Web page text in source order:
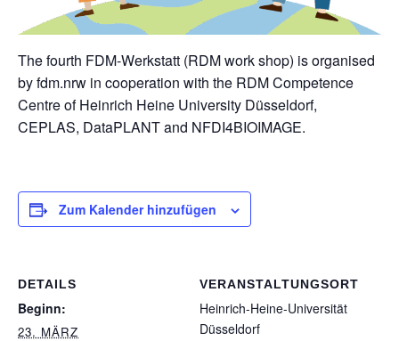
The fourth FDM-Werkstatt (RDM work shop) is organised
by fdm.nrw in cooperation with the RDM Competence
Centre of Heinrich Heine University Düsseldorf,
CEPLAS, DataPLANT and NFDI4BIOIMAGE.
Zum Kalender hinzufügen
DETAILS
Beginn:
23. MÄRZ
VERANSTALTUNGSORT
Heinrich-Heine-Universität
Düsseldorf